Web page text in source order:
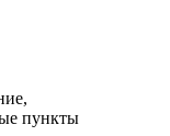
пункты